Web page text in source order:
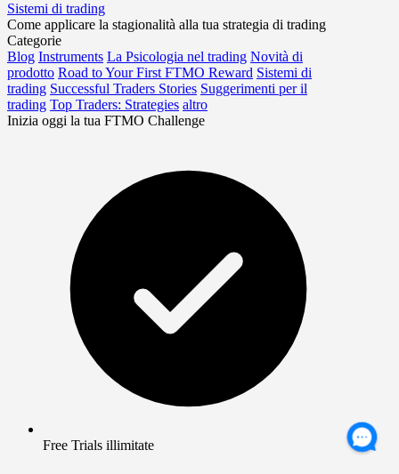
Sistemi di trading
Come applicare la stagionalità alla tua strategia di trading
Categorie
Blog Instruments La Psicologia nel trading Novità di
prodotto Road to Your First FTMO Reward Sistemi di
trading Successful Traders Stories Suggerimenti per il
trading Top Traders: Strategies altro
Inizia oggi la tua FTMO Challenge
Free Trials illimitate